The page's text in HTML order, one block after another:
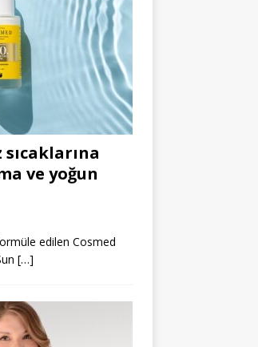
sıcaklarına
ve yoğun
edilen Cosmed
[…]